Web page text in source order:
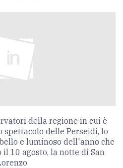
della regione in cui è
spettacolo delle Perseidi, lo
e luminoso dell'anno che
10 agosto, la notte di San